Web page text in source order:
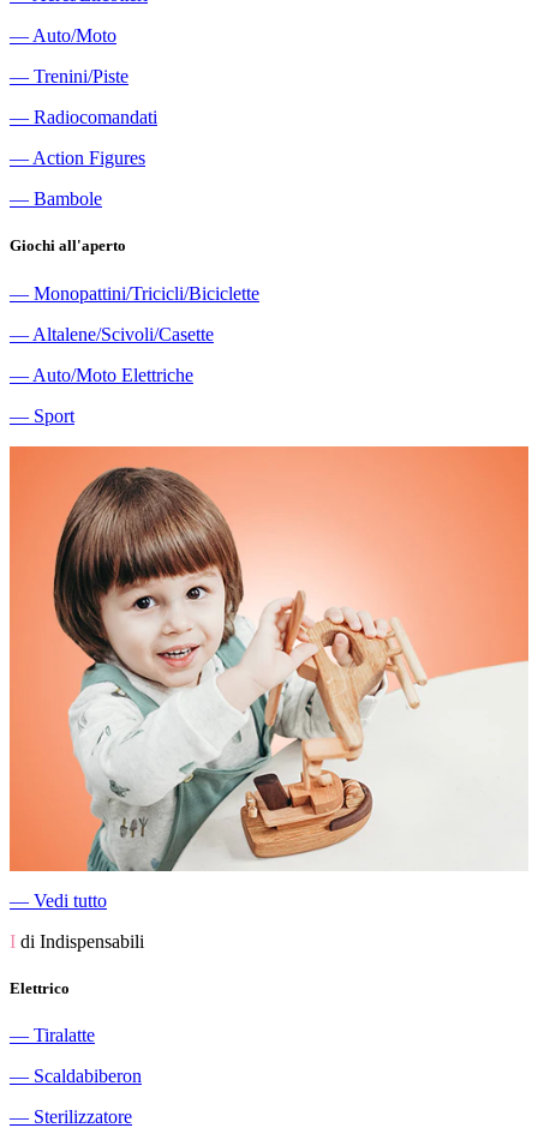
― Auto/Moto
― Trenini/Piste
― Radiocomandati
― Action Figures
― Bambole
Giochi all'aperto
― Monopattini/Tricicli/Biciclette
― Altalene/Scivoli/Casette
― Auto/Moto Elettriche
― Sport
― Vedi tutto
I di Indispensabili
Elettrico
― Tiralatte
― Scaldabiberon
― Sterilizzatore